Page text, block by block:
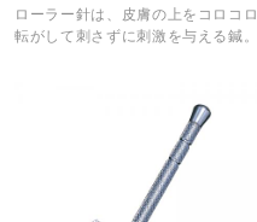
ローラー針は、皮膚の上をコロコロ
転がして刺さずに刺激を与える鍼。